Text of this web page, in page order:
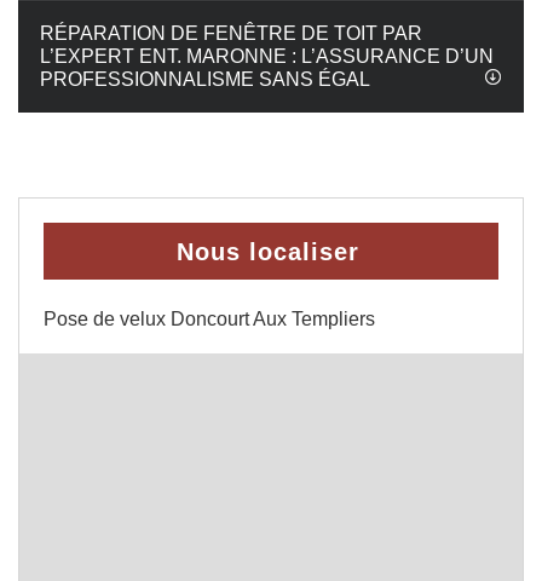
RÉPARATION DE FENÊTRE DE TOIT PAR
L’EXPERT ENT. MARONNE : L’ASSURANCE D’UN
PROFESSIONNALISME SANS ÉGAL
Nous localiser
Pose de velux Doncourt Aux Templiers